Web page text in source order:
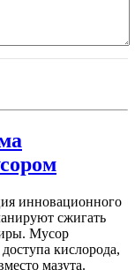
инновационного
сжигать
Мусор
кислорода,
мазута.